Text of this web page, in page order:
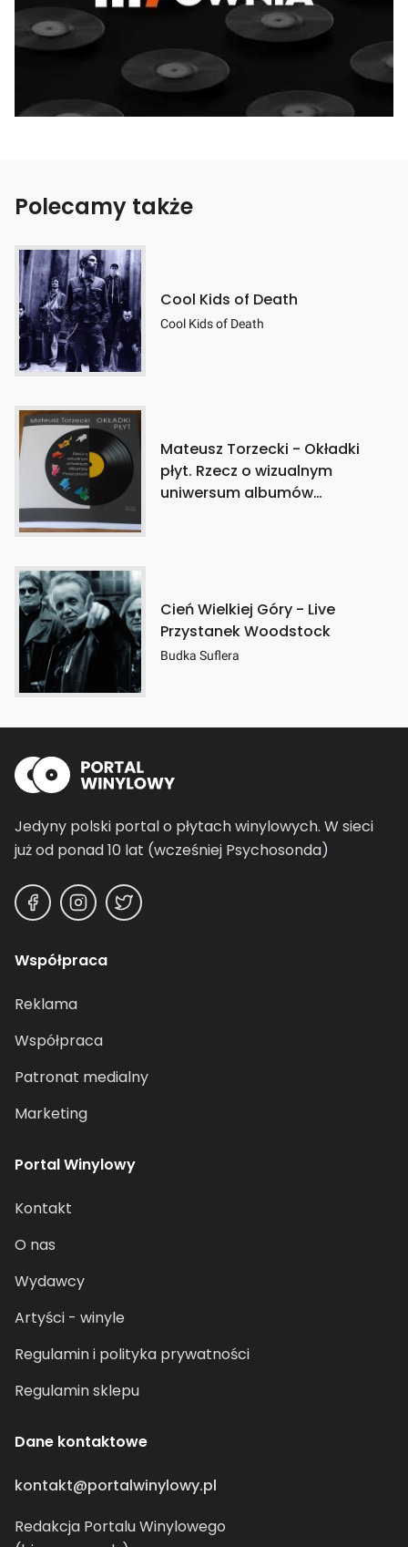
Polecamy także
Cool Kids of Death
Cool Kids of Death
Mateusz Torzecki - Okładki
płyt. Rzecz o wizualnym
uniwersum albumów
Cień Wielkiej Góry - Live
Przystanek Woodstock
Budka Suflera
Jedyny polski portal o płytach winylowych. W sieci
już od ponad 10 lat (wcześniej Psychosonda)
Współpraca
Reklama
Współpraca
Patronat medialny
Marketing
Portal Winylowy
Kontakt
O nas
Wydawcy
Artyści - winyle
Regulamin i polityka prywatności
Regulamin sklepu
Dane kontaktowe
kontakt@portalwinylowy.pl
Redakcja Portalu Winylowego